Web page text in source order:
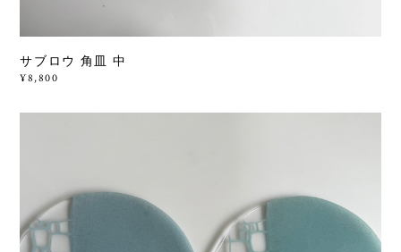
サブロウ 角皿 中
¥8,800